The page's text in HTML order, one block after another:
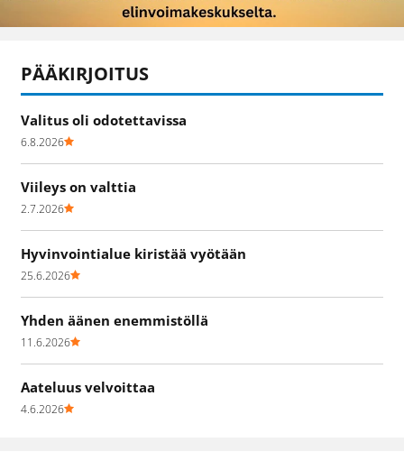
PÄÄKIRJOITUS
Valitus oli odotettavissa
6.8.2026
Viileys on valttia
2.7.2026
Hyvinvointialue kiristää vyötään
25.6.2026
Yhden äänen enemmistöllä
11.6.2026
Aateluus velvoittaa
4.6.2026